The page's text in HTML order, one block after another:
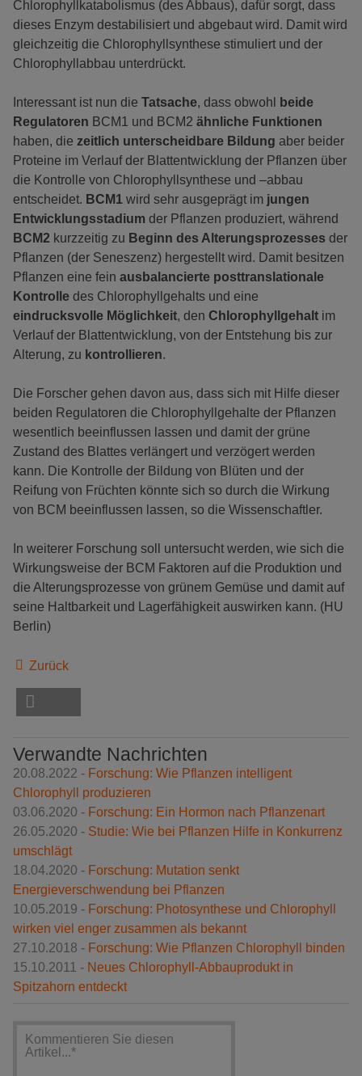
Chlorophyllkatabolismus (des Abbaus), dafür sorgt, dass
dieses Enzym destabilisiert und abgebaut wird. Damit wird
gleichzeitig die Chlorophyllsynthese stimuliert und der
Chlorophyllabbau unterdrückt.
Interessant ist nun die Tatsache, dass obwohl
beide
Regulatoren BCM1 und BCM2 ähnliche Funktionen
haben, die zeitlich unterscheidbare Bildung aber beider
Proteine im Verlauf der Blattentwicklung der Pflanzen über
die Kontrolle von Chlorophyllsynthese und –abbau
entscheidet. BCM1 wird sehr ausgeprägt im jungen
Entwicklungsstadium der Pflanzen produziert, während
BCM2 kurzzeitig zu Beginn des Alterungsprozesses der
Pflanzen (der Seneszenz) hergestellt wird. Damit besitzen
Pflanzen eine fein ausbalancierte posttranslationale
Kontrolle des Chlorophyllgehalts und eine
eindrucksvolle Möglichkeit, den Chlorophyllgehalt im
Verlauf der Blattentwicklung, von der Entstehung bis zur
Alterung, zu kontrollieren.
Die Forscher gehen davon aus, dass sich mit Hilfe dieser
beiden Regulatoren die Chlorophyllgehalte der Pflanzen
wesentlich beeinflussen lassen und damit der grüne
Zustand des Blattes verlängert und verzögert werden
kann. Die Kontrolle der Bildung von Blüten und der
Reifung von Früchten könnte sich so durch die Wirkung
von BCM beeinflussen lassen, so die Wissenschaftler.
In weiterer Forschung soll untersucht werden, wie sich die
Wirkungsweise der BCM Faktoren auf die Produktion und
die Alterungsprozesse von grünem Gemüse und damit auf
seine Haltbarkeit und Lagerfähigkeit auswirken kann. (HU
Berlin)
Zurück
Verwandte Nachrichten
20.08.2022 - Forschung: Wie Pflanzen intelligent
Chlorophyll produzieren
03.06.2020 - Forschung: Ein Hormon nach Pflanzenart
26.05.2020 - Studie: Wie bei Pflanzen Hilfe in Konkurrenz
umschlägt
18.04.2020 - Forschung: Mutation senkt
Energieverschwendung bei Pflanzen
10.05.2019 - Forschung: Photosynthese und Chlorophyll
wirken viel enger zusammen als bekannt
27.10.2018 - Forschung: Wie Pflanzen Chlorophyll binden
15.10.2011 - Neues Chlorophyll-Abbauprodukt in
Spitzahorn entdeckt